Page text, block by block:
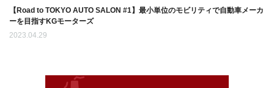
【Road to TOKYO AUTO SALON #1】最小単位のモビリティで自動車メーカ
ーを目指すKGモーターズ
2023.04.29